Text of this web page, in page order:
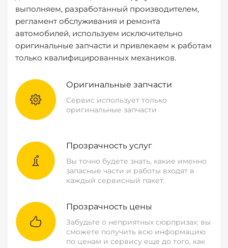
выполняем, разработанный производителем,
регламент обслуживания и ремонта
автомобилей, используем исключительно
оригинальные запчасти и привлекаем к работам
только квалифицированных механиков.
Оригинальные запчасти
Сервис использует только
оригинальные запчасти
Прозрачность услуг
Вы точно будете знать, какие именно
запасные части и работы входят в
каждый сервисный пакет.
Прозрачность цены
Забудьте о неприятных сюрпризах: вы
сможете получить всю информацию
по ценам и сервису еще до того, как